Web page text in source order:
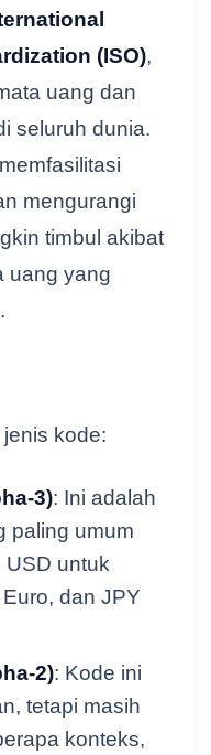
(ISO),
uang dan
seluruh dunia.
mengurangi
timbul akibat
uang yang
kode:
3): Ini adalah
paling umum
untuk
dan JPY
2): Kode ini
tetapi masih
konteks,